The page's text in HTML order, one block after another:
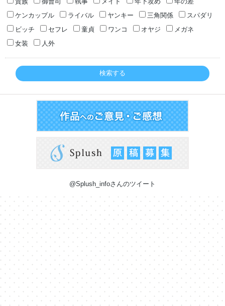
ケンカップル
ライバル ヤンキー 三角関係
スパダリ
ビッチ
セフレ 童貞 ワンコ オヤジ
メガネ
女装
人外
検索する
@Splush_infoさんのツイート